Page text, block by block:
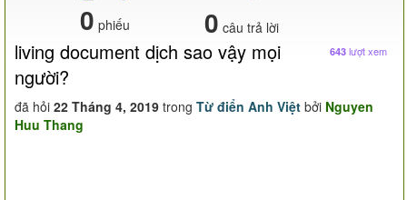
0 phiếu 0 câu trả lời
643 lượt xem
living document dịch sao vậy mọi
người?
đã hỏi 22 Tháng 4, 2019 trong Từ điển Anh Việt bởi Nguyen
Huu Thang